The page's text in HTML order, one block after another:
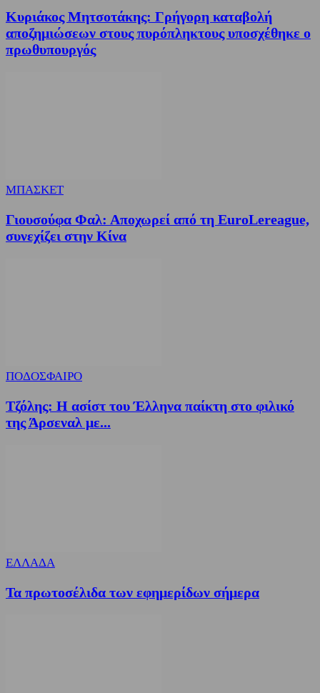
Κυριάκος Μητσοτάκης: Γρήγορη καταβολή
αποζημιώσεων στους πυρόπληκτους υποσχέθηκε ο
πρωθυπουργός
ΜΠΑΣΚΕΤ
Γιουσούφα Φαλ: Αποχωρεί από τη EuroLereague,
συνεχίζει στην Κίνα
ΠΟΔΟΣΦΑΙΡΟ
Τζόλης: Η ασίστ του Έλληνα παίκτη στο φιλικό
της Άρσεναλ με...
ΕΛΛΑΔΑ
Τα πρωτοσέλιδα των εφημερίδων σήμερα